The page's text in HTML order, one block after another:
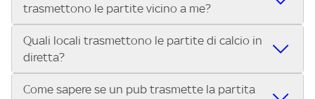
trasmettono le partite vicino a me?
Se cerchi un bar, pub, ristorante o locale vicino a te per
vedere le partite di Serie A ENILIVE, la Serie C Sky Wifi, la
UEFA Champions League, la UEFA Europa League, la UEFA
Conference League, il Tennis, la Formula 1®, la MotoGP™ e
Quali locali trasmettono le partite di calcio in
diretta?
Vuoi sapere quali bar, pub o ristoranti mostrano le partite
Come sapere se un pub trasmette la partita